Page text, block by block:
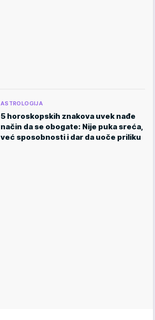
ASTROLOGIJA
5 horoskopskih znakova uvek nađe
način da se obogate: Nije puka sreća,
već sposobnosti i dar da uoče priliku